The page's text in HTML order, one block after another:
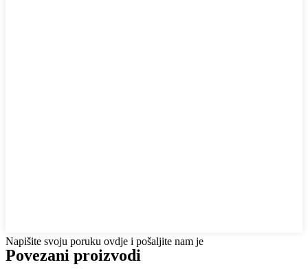
Napišite svoju poruku ovdje i pošaljite nam je
Povezani proizvodi